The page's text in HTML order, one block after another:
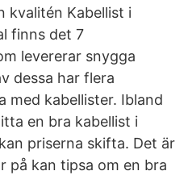
kvalitén Kabellist i
finns det 7
levererar snygga
dessa har flera
med kabellister. Ibland
en bra kabellist i
priserna skifta. Det är
på kan tipsa om en bra